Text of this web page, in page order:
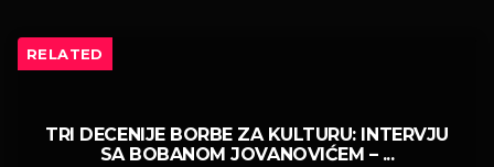
RELATED
TRI DECENIJE BORBE ZA KULTURU: INTERVJU
SA BOBANOM JOVANOVIĆEM – ...